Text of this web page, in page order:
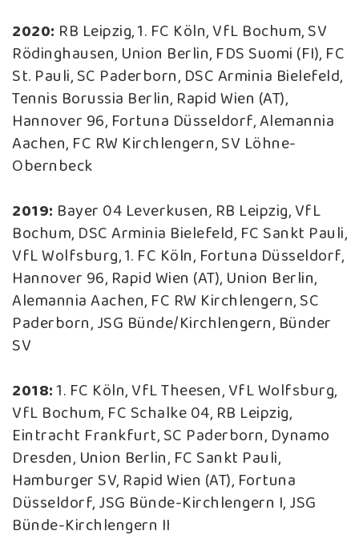
2020: RB Leipzig, 1. FC Köln, VfL Bochum, SV
Rödinghausen, Union Berlin, FDS Suomi (FI), FC
St. Pauli, SC Paderborn, DSC Arminia Bielefeld,
Tennis Borussia Berlin, Rapid Wien (AT),
Hannover 96, Fortuna Düsseldorf, Alemannia
Aachen, FC RW Kirchlengern, SV Löhne-
Obernbeck
2019: Bayer 04 Leverkusen, RB Leipzig, VfL
Bochum, DSC Arminia Bielefeld, FC Sankt Pauli,
VfL Wolfsburg, 1. FC Köln, Fortuna Düsseldorf,
Hannover 96, Rapid Wien (AT), Union Berlin,
Alemannia Aachen, FC RW Kirchlengern, SC
Paderborn, JSG Bünde/Kirchlengern, Bünder
SV
2018:1. FC Köln, VfL Theesen, VfL Wolfsburg,
VfL Bochum, FC Schalke 04, RB Leipzig,
Eintracht Frankfurt, SC Paderborn, Dynamo
Dresden, Union Berlin, FC Sankt Pauli,
Hamburger SV, Rapid Wien (AT), Fortuna
Düsseldorf, JSG Bünde-Kirchlengern I, JSG
Bünde-Kirchlengern II